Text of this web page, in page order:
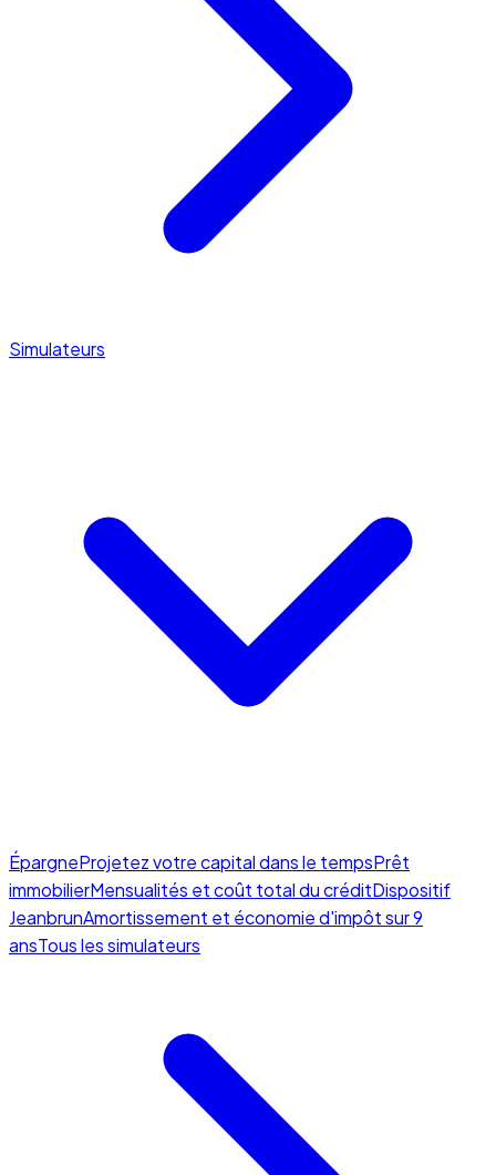
Simulateurs
ÉpargneProjetez votre capital dans le tempsPrêt
immobilierMensualités et coût total du créditDispositif
JeanbrunAmortissement et économie d'impôt sur 9
ansTous les simulateurs